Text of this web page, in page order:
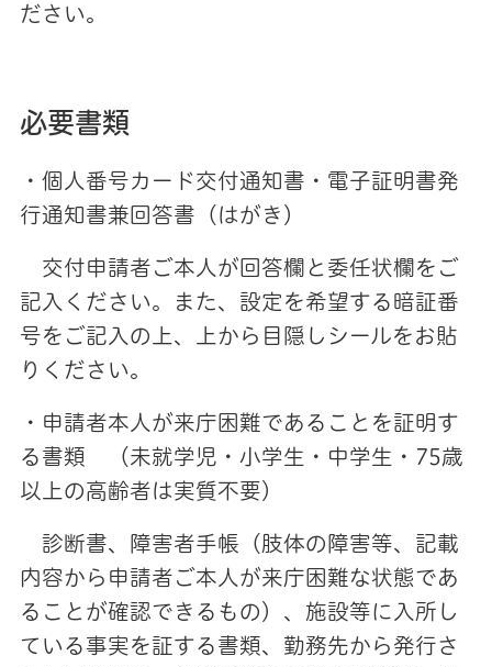
ださい。
必要書類
・個人番号カード交付通知書・電子証明書発
行通知書兼回答書（はがき）
交付申請者ご本人が回答欄と委任状欄をご
記入ください。また、設定を希望する暗証番
号をご記入の上、上から目隠しシールをお貼
りください。
・申請者本人が来庁困難であることを証明す
る書類 （未就学児・小学生・中学生・75歳
以上の高齢者は実質不要）
診断書、障害者手帳（肢体の障害等、記載
内容から申請者ご本人が来庁困難な状態であ
ることが確認できるもの）、施設等に入所し
ている事実を証する書類、勤務先から発行さ